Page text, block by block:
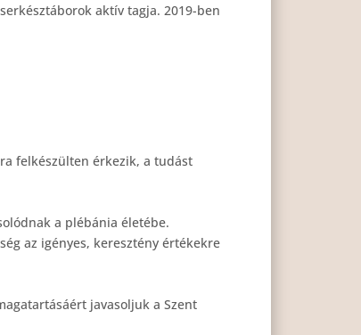
aktív tagja. 2019-ben
felkészülten érkezik, a tudást
a plébánia életébe.
az igényes, keresztény értékekre
javasoljuk a Szent